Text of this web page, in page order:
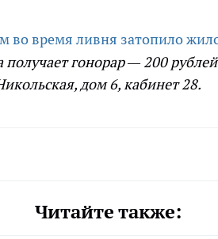
во время ливня затопило
получает гонорар — 200
дом 6, кабинет 28.
Читайте также: